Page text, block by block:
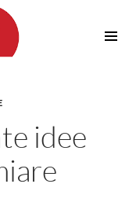
Irrigazione
in Legno
Amaca
idee